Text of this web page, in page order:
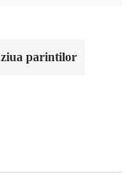
ziua parintilor